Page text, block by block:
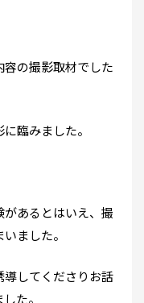
の撮影取材でした
臨みました。
あるとはいえ、撮
ました。
してくださりお話
た。